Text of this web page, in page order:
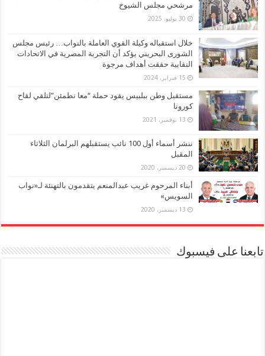
مرشحي مجلس الشيوخ
30 يوليو، 2025
خلال استقباله وكيلة القوي العاملة بالنواب… رئيس مجلس
الشورى البحريني يؤكد أن التجربة المصرية في الاتحادات
النقابية حققت أهداف مرجوة
15 فبراير، 2024
مستقبل وطن ببلبيس يقود حملة “معا نطمئن”لتلقي لقاح
كورونا
13 نوفمبر، 2021
ننشر أسماء أول 100 نائب يستقبلهم البرلمان الثلاثاء
المقبل
20 ديسمبر، 2020
أبناء المرحوم غريب عبدالمنعم يتقدمون بالتهنئة لـ«نواب
السويس»
13 ديسمبر، 2020
تابعنا على فيسبوك